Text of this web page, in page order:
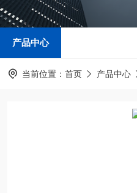
产品中心
当前位置： 首页 产品中心